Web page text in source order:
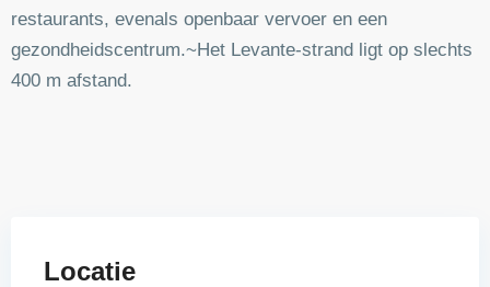
restaurants, evenals openbaar vervoer en een
gezondheidscentrum.~Het Levante-strand ligt op slechts
400 m afstand.
Locatie